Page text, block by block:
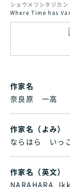
ショウメツシタジカ
Where Time has
作家名
奈良原 一高
作家名（よみ）
ならはら いっ
作家名（英文）
NARAHARA,